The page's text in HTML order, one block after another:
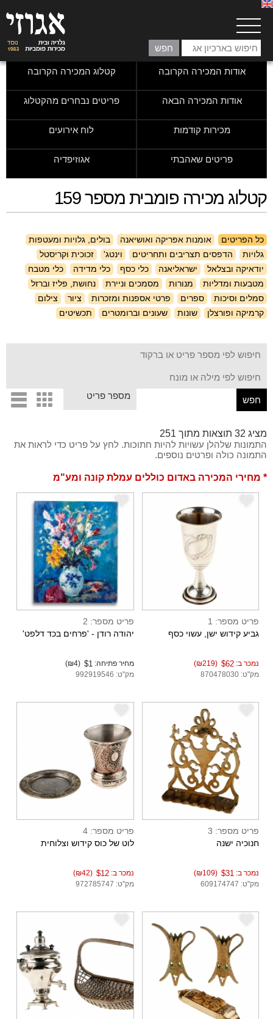
אודות המכירה הקרובה קטלוג המכירה הקרובה
אודות המכירה הבאה פריטים נבחרים מהקטלוג
מכירות קודמות לוח אירועים
פריטים שאהבתי אגוזיפדיה
קטלוג מכירה פומבית מספר 159
כל הפריטים אומנות אפריקה ואושיאנה
בולים, גלויות ומעטפות
גלויות
הדפסים תצריבים ותחריטים וינטג'
זכוכית וקריסטל
יודאיקה ובצלאל
ישראליאנה כלי כסף כלי מדידה
כלי מטבח
מטבעות ומדליות
מנורות מסמכים וניירת
נחושת, פליז וברזל
סמלים וסיכות
ספרים פרטי אספנות ומזכרות ציור
צילום
קרמיקה ופורצלן
שונות שעונים וברומטרים תכשיטים
d c
מציג 32 תוצאות מתוך 251
התמונות שלהלן עשויות להיות חתוכות. לחץ על פריט כדי לראות את
התמונה כולה ופרטים נוספים.
* מחירי המכירה באדום כוללים עמלת קונה ומע"מ
פריט מספר: 1
גביע קידוש ישן, עשוי כסף
נמכר ב: $62
(₪219)
מק"ט: 870478030
e
פריט מספר: 2
יהודה רודן - 'פרחים בכד דלפט'
מחיר פתיחה: $1
(₪4)
מק"ט: 992919546
פריט מספר: 3
חנוכיה ישנה
נמכר ב: $31
(₪109)
מק"ט: 609174747
פריט מספר: 4
לוט של כוס קידוש וצלוחית
נמכר ב:$12
(₪42)
מק"ט: 972785747